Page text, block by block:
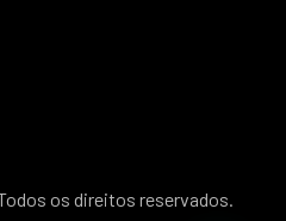
Todos os direitos reservados.